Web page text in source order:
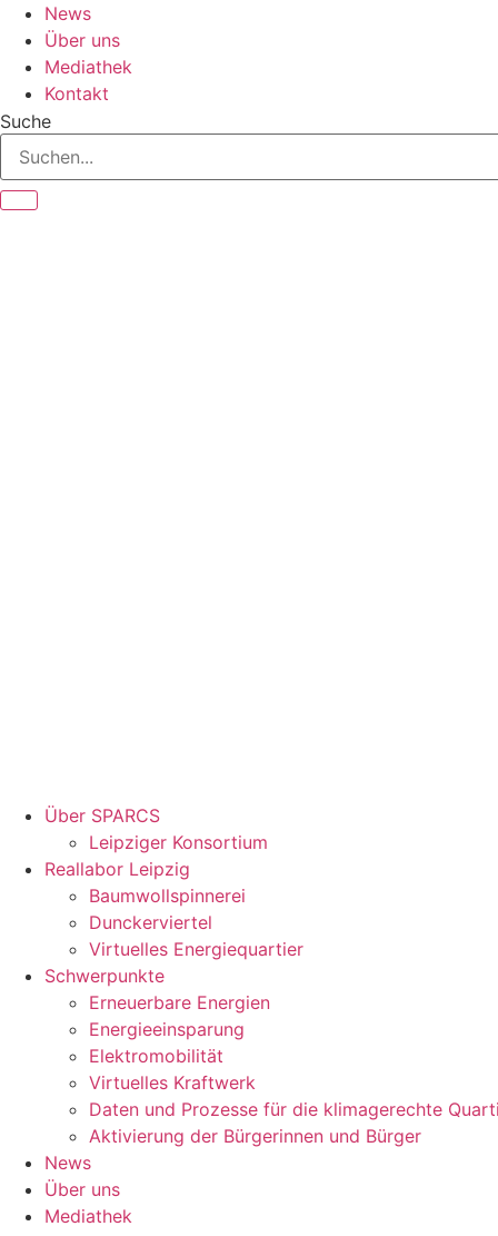
News
Über uns
Mediathek
Kontakt
Suche
Über SPARCS
Leipziger Konsortium
Reallabor Leipzig
Baumwollspinnerei
Dunckerviertel
Virtuelles Energiequartier
Schwerpunkte
Erneuerbare Energien
Energieeinsparung
Elektromobilität
Virtuelles Kraftwerk
Daten und Prozesse für die klimagerechte
Aktivierung der Bürgerinnen und Bürger
News
Über uns
Mediathek